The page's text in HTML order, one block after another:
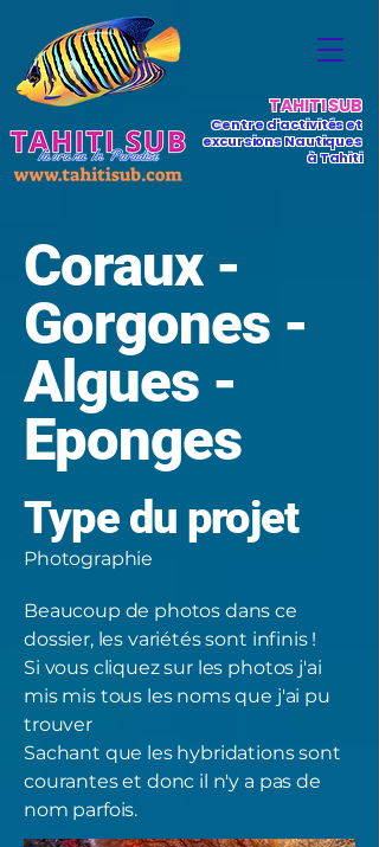
TAHITI SUB
Centre d'activités et
excursions Nautiques
à Tahiti
Coraux -
Gorgones -
Algues -
Eponges
Type du projet
Photographie
Beaucoup de photos dans ce
dossier, les variétés sont infinis !
Si vous cliquez sur les photos j'ai
mis mis tous les noms que j'ai pu
trouver
Sachant que les hybridations sont
courantes et donc il n'y a pas de
nom parfois.